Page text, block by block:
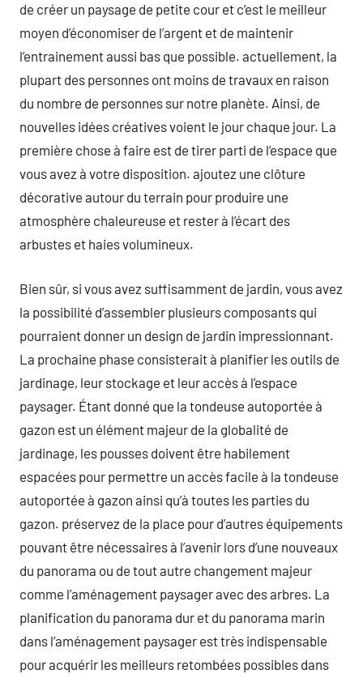
de créer un paysage de petite cour et c’est le meilleur
moyen d’économiser de l’argent et de maintenir
l’entrainement aussi bas que possible. actuellement, la
plupart des personnes ont moins de travaux en raison
du nombre de personnes sur notre planète. Ainsi, de
nouvelles idées créatives voient le jour chaque jour. La
première chose à faire est de tirer parti de l’espace que
vous avez à votre disposition. ajoutez une clôture
décorative autour du terrain pour produire une
atmosphère chaleureuse et rester à l’écart des
arbustes et haies volumineux.
Bien sûr, si vous avez suffisamment de jardin, vous avez
la possibilité d’assembler plusieurs composants qui
pourraient donner un design de jardin impressionnant.
La prochaine phase consisterait à planifier les outils de
jardinage, leur stockage et leur accès à l’espace
paysager. Étant donné que la tondeuse autoportée à
gazon est un élément majeur de la globalité de
jardinage, les pousses doivent être habilement
espacées pour permettre un accès facile à la tondeuse
autoportée à gazon ainsi qu’à toutes les parties du
gazon. préservez de la place pour d’autres équipements
pouvant être nécessaires à l’avenir lors d’une nouveaux
du panorama ou de tout autre changement majeur
comme l’aménagement paysager avec des arbres. La
planification du panorama dur et du panorama marin
dans l’aménagement paysager est très indispensable
pour acquérir les meilleurs retombées possibles dans